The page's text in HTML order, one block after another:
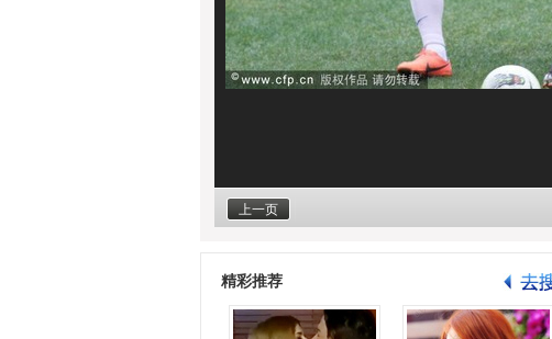
上一页
精彩推荐